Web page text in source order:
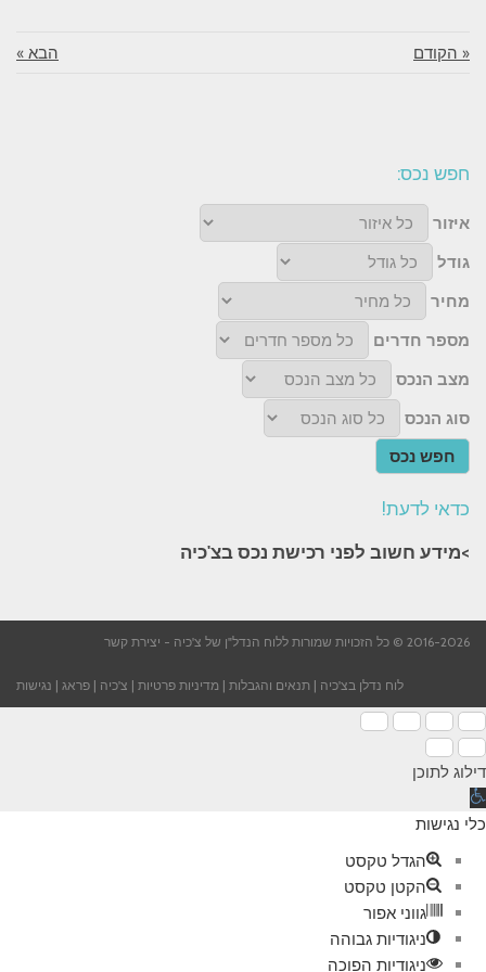
« הקודם הבא »
חפש נכס:
איזור
גודל
מחיר
מספר חדרים
מצב הנכס
סוג הנכס
חפש נכס
כדאי לדעת!
>מידע חשוב לפני רכישת נכס בצ'כיה​
2016-2026 © כל הזכויות שמורות ללוח הנדל"ן של צ'כיה - יצירת קשר
לוח נדלן בצ'כיה | תנאים והגבלות | מדיניות פרטיות | צ'כיה | פראג | נגישות
דילוג לתוכן
פתח
סרגל
כלי נגישות
הגדל טקסט
הקטן טקסט
גווני אפור
ניגודיות גבוהה
ניגודיות הפוכה